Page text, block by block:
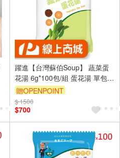
躍進【台灣蘇伯Soup】 蔬菜蛋
花湯 6g*100包/組 蛋花湯 單包 3
秒快沖 即沖即食 速食湯 沖泡湯
品 蘇伯 湯塊 非素食
贈OPENPOINT
$ 1500
$700